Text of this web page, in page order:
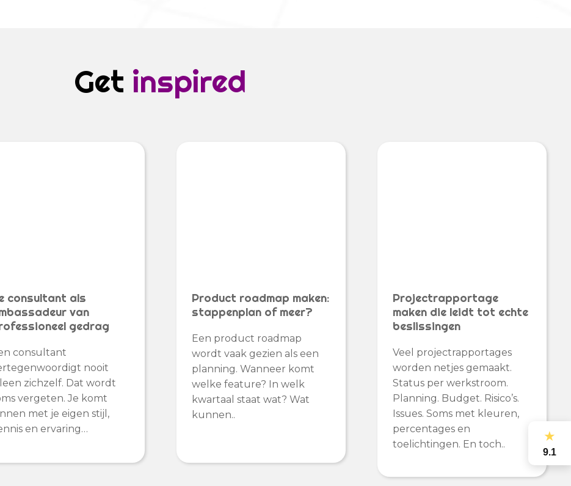
Get inspired
consultant als
van
gedrag
consultant
nooit
zichzelf. Dat wordt
vergeten. Je komt
met je eigen stijl,
en ervaring…
Product roadmap maken:
stappenplan of meer?
Een product roadmap
wordt vaak gezien als een
planning. Wanneer komt
welke feature? In welk
kwartaal staat wat? Wat
kunnen..
Projectrapportage
maken die leidt tot echte
beslissingen
Veel projectrapportages
worden netjes gemaakt.
Status per werkstroom.
Planning. Budget. Risico’s.
Issues. Soms met kleuren,
percentages en
toelichtingen. En toch..
★
9.1